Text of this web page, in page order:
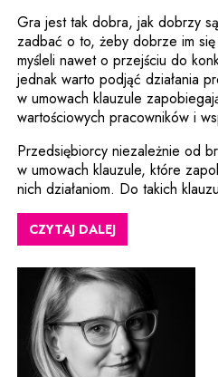
Gra jest tak dobra, jak dobrzy
zadbać o to, żeby dobrze im
myśleli nawet o przejściu do
jednak warto podjąć działania
w umowach klauzule
wartościowych pracowników i
Przedsiębiorcy niezależnie od
w umowach klauzule, które
nich działaniom. Do takich
CZYTAJ DALEJ